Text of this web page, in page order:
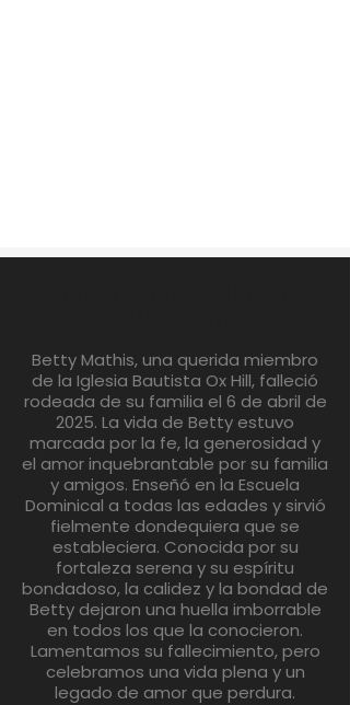
Betty Mathis, una querida miembro
de la Iglesia Bautista Ox Hill, falleció
rodeada de su familia el 6 de abril de
2025. La vida de Betty estuvo
marcada por la fe, la generosidad y
el amor inquebrantable por su familia
y amigos. Enseñó en la Escuela
Dominical a todas las edades y sirvió
fielmente dondequiera que se
estableciera. Conocida por su
fortaleza serena y su espíritu
bondadoso, la calidez y la bondad de
Betty dejaron una huella imborrable
en todos los que la conocieron.
Lamentamos su fallecimiento, pero
celebramos una vida plena y un
legado de amor que perdura.